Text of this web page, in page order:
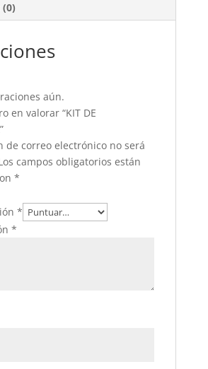
aún.
en valorar “KIT DE
de correo electrónico no será
campos obligatorios están
*
*
*